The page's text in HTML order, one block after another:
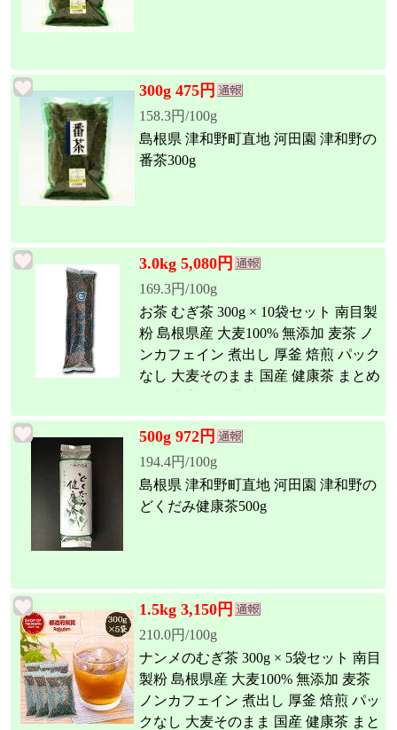
300g 475円
158.3円/100g
島根県 津和野町直地 河田園 津和野の
番茶300g
3.0kg 5,080円
169.3円/100g
お茶 むぎ茶 300g × 10袋セット 南目製
粉 島根県産 大麦100% 無添加 麦茶 ノ
ンカフェイン 煮出し 厚釜 焙煎 パック
なし 大麦そのまま 国産 健康茶 まとめ
500g 972円
194.4円/100g
島根県 津和野町直地 河田園 津和野の
どくだみ健康茶500g
1.5kg 3,150円
210.0円/100g
ナンメのむぎ茶 300g × 5袋セット 南目
製粉 島根県産 大麦100% 無添加 麦茶
ノンカフェイン 煮出し 厚釜 焙煎 パッ
クなし 大麦そのまま 国産 健康茶 まと